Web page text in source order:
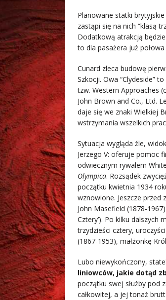
Planowane statki
zastąpi się na nich “klasą
Dodatkową atrakcją
to dla pasażera już połowa
Cunard zleca budowę
Szkocji. Owa “Clydeside”
tzw. Western Approaches
John Brown and Co., Ltd.
daje się we znaki Wielkiej
wstrzymania wszelkich
Sytuacja wygląda źle,
Jerzego V: oferuje pomoc
odwiecznym rywalem
Olympica. Rozsądek
początku kwietnia 1934
wznowione. Jeszcze
John Masefield (1878-
Cztery’). Po kilku
trzydzieści cztery,
(1867-1953), małżonkę
Lubo niewykończony,
liniowców, jakie dotąd
początku swej służby pod
całkowitej, a jej tonaż